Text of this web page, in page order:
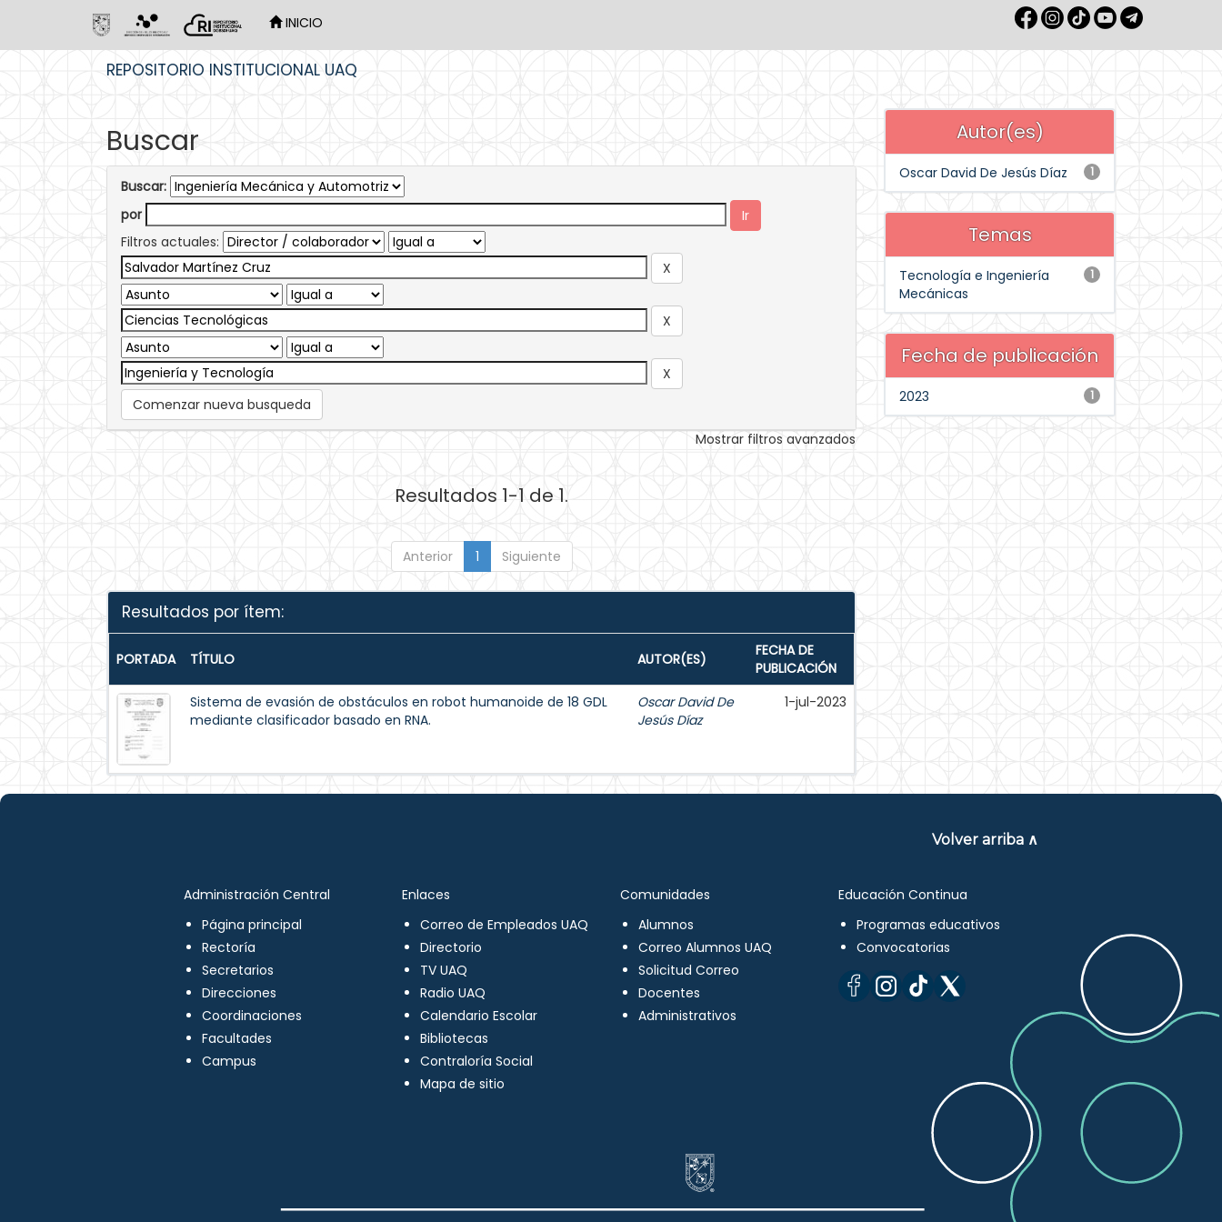
INICIO
REPOSITORIO INSTITUCIONAL UAQ
Buscar
Buscar:
por
Filtros actuales:
Comenzar nueva busqueda
Mostrar filtros avanzados
Resultados 1-1 de 1.
Anterior 1 Siguiente
Resultados por ítem:
PORTADA TÍTULO AUTOR(ES)
FECHA DE
PUBLICACIÓN
Sistema de evasión de obstáculos en robot humanoide de 18 GDL
mediante clasificador basado en RNA.
Oscar David De
Jesús Díaz
1-jul-2023
Autor(es)
1
Oscar David De Jesús Díaz
Temas
1
Tecnología e Ingeniería
Mecánicas
Fecha de publicación
1
2023
Volver arriba ∧
Administración Central
Página principal
Rectoría
Secretarios
Direcciones
Coordinaciones
Facultades
Campus
Enlaces
Correo de Empleados UAQ
Directorio
TV UAQ
Radio UAQ
Calendario Escolar
Bibliotecas
Contraloría Social
Mapa de sitio
Comunidades
Alumnos
Correo Alumnos UAQ
Solicitud Correo
Docentes
Administrativos
Educación Continua
Programas educativos
Convocatorias